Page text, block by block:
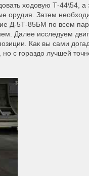
ходовую Т-44\54,
орудия. Затем
Д-5Т-85БМ по всем
Далее исследуем
Как вы сами
с гораздо лучшей